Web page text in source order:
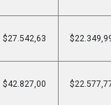
$27.542,63
$42.827,00